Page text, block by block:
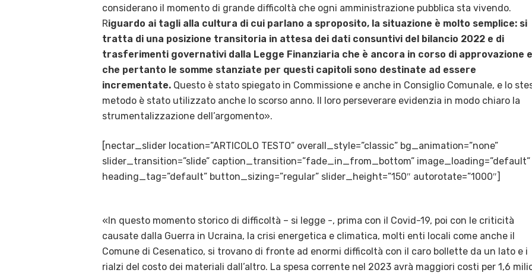
considerano il momento di grande difficoltà che ogni amministrazione pubblica sta vivendo.
Riguardo ai tagli alla cultura di cui parlano a sproposito, la situazione è molto semplice: si
tratta di una posizione transitoria in attesa dei dati consuntivi del bilancio 2022 e di
trasferimenti governativi dalla Legge Finanziaria che è ancora in corso di approvazione e
che pertanto le somme stanziate per questi capitoli sono destinate ad essere
incrementate. Questo è stato spiegato in Commissione e anche in Consiglio Comunale, e lo
metodo è stato utilizzato anche lo scorso anno. Il loro perseverare evidenzia in modo chiaro la
strumentalizzazione dell’argomento».
[nectar_slider location=”ARTICOLO TESTO” overall_style=”classic” bg_animation=”none”
slider_transition=”slide” caption_transition=”fade_in_from_bottom” image_loading=”default”
heading_tag=”default” button_sizing=”regular” slider_height=”150″ autorotate=”1000″]
«In questo momento storico di difficoltà – si legge -, prima con il Covid-19, poi con le criticità
causate dalla Guerra in Ucraina, la crisi energetica e climatica, molti enti locali come anche il
Comune di Cesenatico, si trovano di fronte ad enormi difficoltà con il caro bollette da un lato e i
rialzi del costo dei materiali dall’altro. La spesa corrente nel 2023 avrà maggiori costi per 1,6